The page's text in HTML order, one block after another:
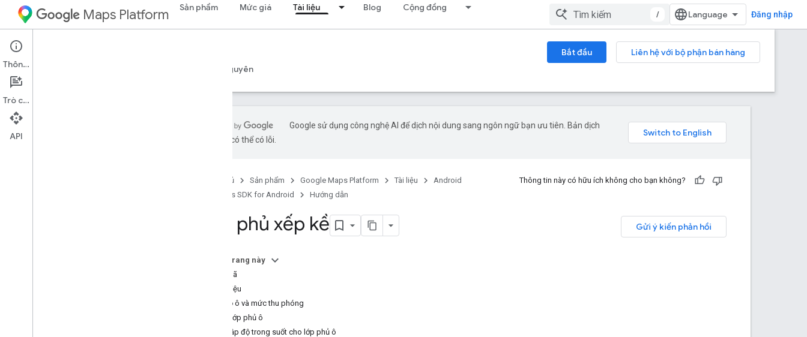
Maps Platform Sản phẩm Mức giá Tài liệu Blog Cộng đồng
/ Đăng nhập
Android Bắt đầu
Liên hệ với bộ phận bán hàng
Hướng dẫn
Tài nguyên
Google sử dụng công nghệ AI để dịch nội dung sang ngôn ngữ bạn ưu tiên. Bản dịch
bằng AI có thể có lỗi.
Trang chủ Sản phẩm Google Maps Platform Tài liệu
Android
Maps SDK for Android
Hướng dẫn
Thông tin này có hữu ích không cho bạn không?
Gửi ý kiến phản hồi
Lớp phủ xếp kề
Trên trang này
Mẫu mã
Giới thiệu
Toạ độ ô và mức thu phóng
Thêm lớp phủ ô
Thiết lập độ trong suốt cho lớp phủ ô
Thông tin
Trò chuyện
API